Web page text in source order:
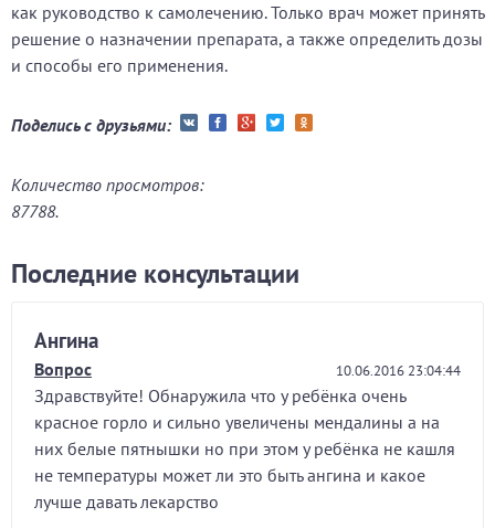
как руководство к самолечению. Только врач может принять
решение о назначении препарата, а также определить дозы
и способы его применения.
Поделись с друзьями:
Количество просмотров:
87788.
Последние консультации
Ангина
Вопрос 10.06.2016 23:04:44
Здравствуйте! Обнаружила что у ребёнка очень
красное горло и сильно увеличены мендалины а на
них белые пятнышки но при этом у ребёнка не кашля
не температуры может ли это быть ангина и какое
лучше давать лекарство